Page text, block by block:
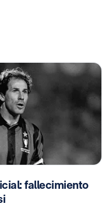
fallecimiento